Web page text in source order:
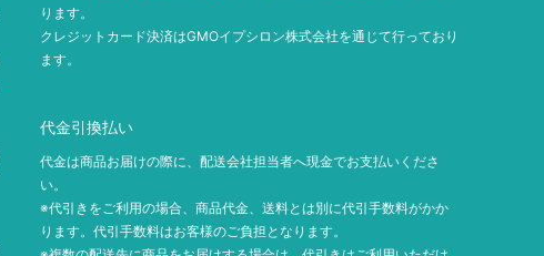
ります。
クレジットカード決済はGMOイプシロン株式会社を通じて行っており
ます。
代金引換払い
代金は商品お届けの際に、配送会社担当者へ現金でお支払いくださ
い。
※代引きをご利用の場合、商品代金、送料とは別に代引手数料がかか
ります。代引手数料はお客様のご負担となります。